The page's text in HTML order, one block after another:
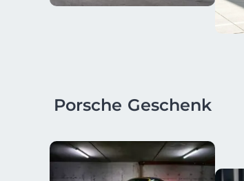
Porsche Geschenk